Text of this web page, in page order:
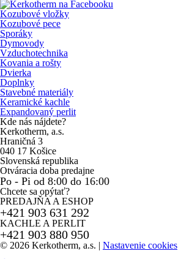
Kozubové vložky
Kozubové pece
Sporáky
Dymovody
Vzduchotechnika
Kovania a rošty
Dvierka
Doplnky
Stavebné materiály
Keramické kachle
Expandovaný perlit
Kde nás nájdete?
Kerkotherm, a.s.
Hraničná 3
040 17 Košice
Slovenská republika
Otváracia doba predajne
Po - Pi od 8:00 do 16:00
Chcete sa opýtať?
PREDAJŇA A ESHOP
+421 903 631 292
KACHLE A PERLIT
+421 903 880 950
© 2026 Kerkotherm, a.s. | Nastavenie cookies